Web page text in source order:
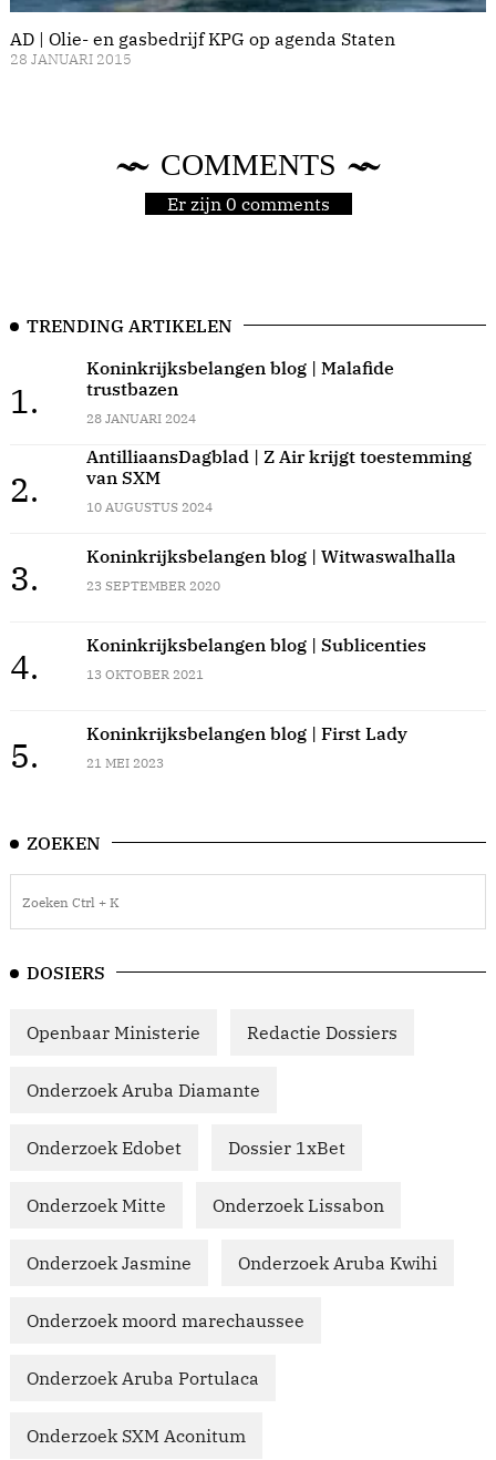
AD | Olie- en gasbedrijf KPG op agenda Staten
28 JANUARI 2015
COMMENTS
Er zijn 0 comments
TRENDING ARTIKELEN
1.
Koninkrijksbelangen blog | Malafide
trustbazen
28 JANUARI 2024
2.
AntilliaansDagblad | Z Air krijgt toestemming
van SXM
10 AUGUSTUS 2024
3.
Koninkrijksbelangen blog | Witwaswalhalla
23 SEPTEMBER 2020
4.
Koninkrijksbelangen blog | Sublicenties
13 OKTOBER 2021
5.
Koninkrijksbelangen blog | First Lady
21 MEI 2023
ZOEKEN
DOSIERS
Openbaar Ministerie Redactie Dossiers
Onderzoek Aruba Diamante
Onderzoek Edobet Dossier 1xBet
Onderzoek Mitte Onderzoek Lissabon
Onderzoek Jasmine Onderzoek Aruba Kwihi
Onderzoek moord marechaussee
Onderzoek Aruba Portulaca
Onderzoek SXM Aconitum